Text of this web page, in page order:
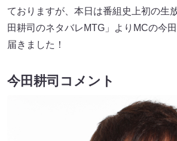
ておりますが、本日は番組史上初の生
田耕司のネタバレMTG」よりMCの今
届きました！
今田耕司コメント